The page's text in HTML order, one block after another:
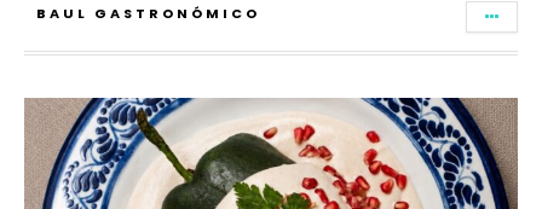
BAUL GASTRONÓMICO